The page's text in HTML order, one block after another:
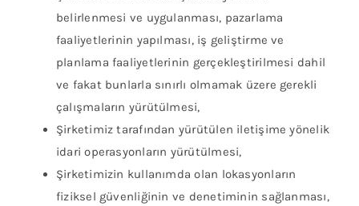
belirlenmesi ve uygulanması, pazarlama
faaliyetlerinin yapılması, iş geliştirme ve
planlama faaliyetlerinin gerçekleştirilmesi dahil
ve fakat bunlarla sınırlı olmamak üzere gerekli
çalışmaların yürütülmesi,
Şirketimiz tarafından yürütülen iletişime yönelik
idari operasyonların yürütülmesi,
Şirketimizin kullanımda olan lokasyonların
fiziksel güvenliğinin ve denetiminin sağlanması,